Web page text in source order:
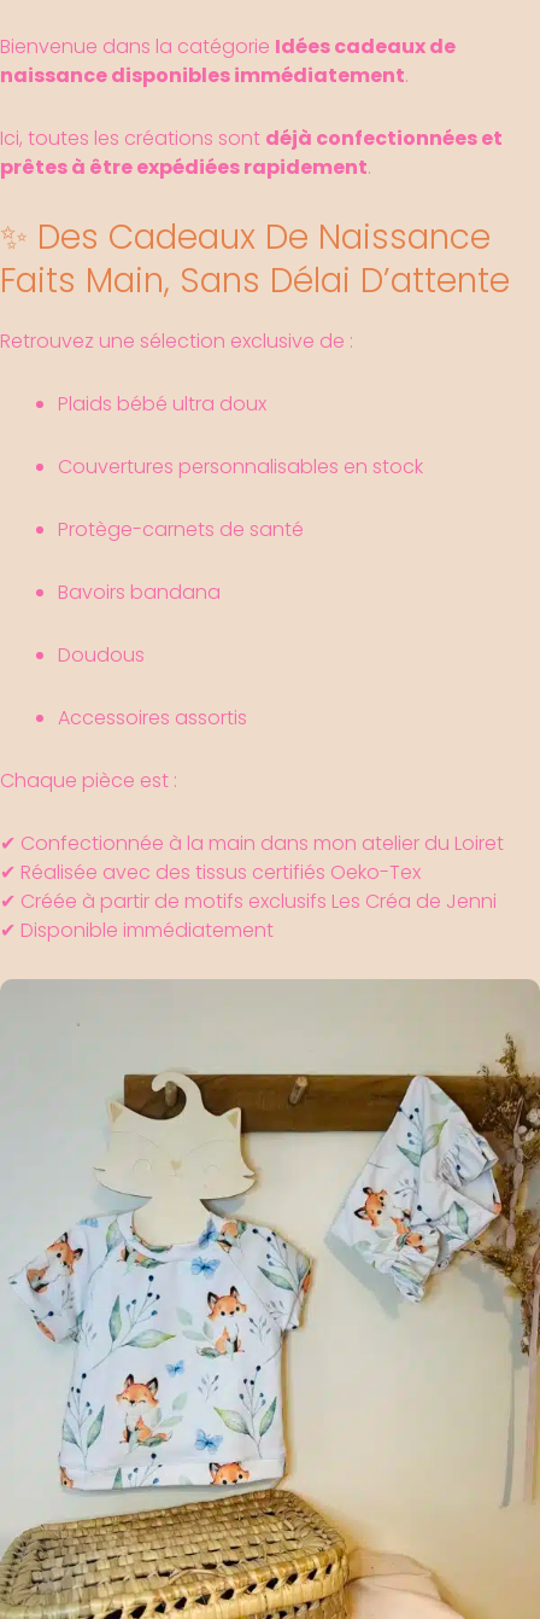
Bienvenue dans la catégorie Idées cadeaux de
naissance disponibles immédiatement.
Ici, toutes les créations sont déjà confectionnées et
prêtes à être expédiées rapidement.
✨ Des Cadeaux De Naissance
Faits Main, Sans Délai D’attente
Retrouvez une sélection exclusive de :
Plaids bébé ultra doux
Couvertures personnalisables en stock
Protège-carnets de santé
Bavoirs bandana
Doudous
Accessoires assortis
Chaque pièce est :
✔ Confectionnée à la main dans mon atelier du Loiret
✔ Réalisée avec des tissus certifiés Oeko-Tex
✔ Créée à partir de motifs exclusifs Les Créa de Jenni
✔ Disponible immédiatement